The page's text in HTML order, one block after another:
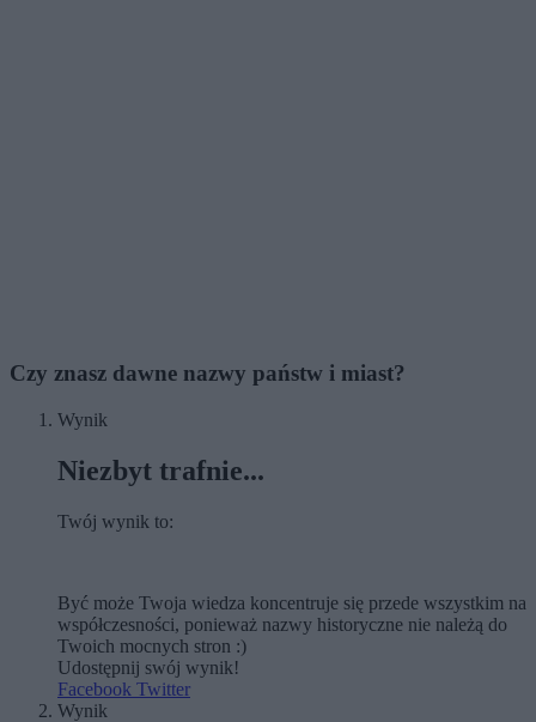
Czy znasz dawne nazwy państw i miast?
Wynik
Niezbyt trafnie...
Twój wynik to:
Być może Twoja wiedza koncentruje się przede wszystkim na
współczesności, ponieważ nazwy historyczne nie należą do
Twoich mocnych stron :)
Udostępnij swój wynik!
Facebook Twitter
Wynik